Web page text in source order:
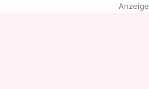
Anzeige